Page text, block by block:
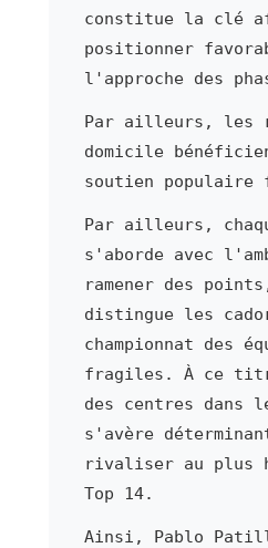
constitue la clé
positionner
l'approche des
Par ailleurs, les
domicile
soutien populaire
Par ailleurs,
s'aborde avec
ramener des
distingue les
championnat des
fragiles. À ce
des centres
s'avère
rivaliser au plus
Top 14.
Ainsi, Pablo